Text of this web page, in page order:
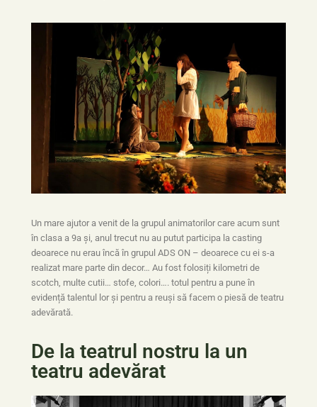
Un mare ajutor a venit de la grupul animatorilor care acum sunt
în clasa a 9a și, anul trecut nu au putut participa la casting
deoarece nu erau încă în grupul ADS ON – deoarece cu ei s-a
realizat mare parte din decor… Au fost folosiți kilometri de
scotch, multe cutii… stofe, colori…. totul pentru a pune în
evidență talentul lor și pentru a reuși să facem o piesă de teatru
adevărată.
De la teatrul nostru la un
teatru adevărat